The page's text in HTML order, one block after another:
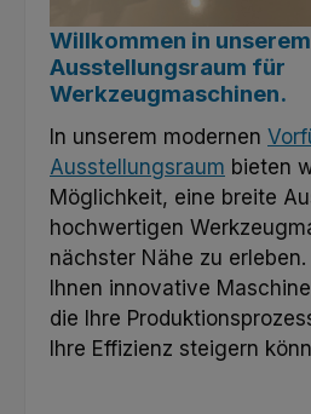
Willkommen in
Ausstellungsraum für
Werkzeugmaschinen.
In unserem modernen
Ausstellungsraum bieten
Möglichkeit, eine breite
hochwertigen
nächster Nähe zu
Ihnen innovative
die Ihre
Ihre Effizienz steigern